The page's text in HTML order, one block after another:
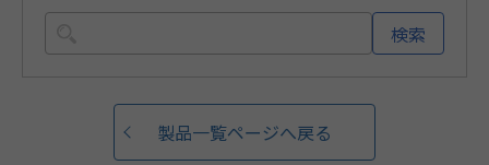
検索
製品一覧ページへ戻る